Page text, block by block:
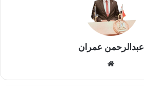
عبدالرحمن عمران